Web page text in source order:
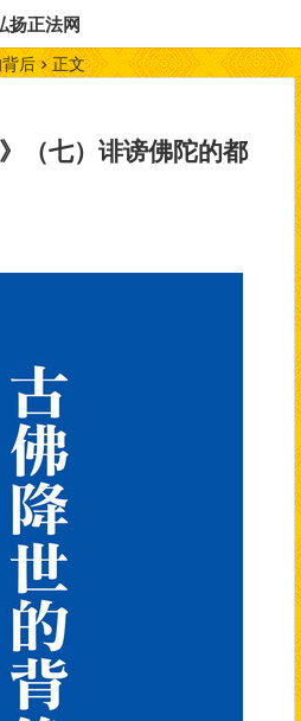
扬正法网
后 正文
（七）诽谤佛陀的都